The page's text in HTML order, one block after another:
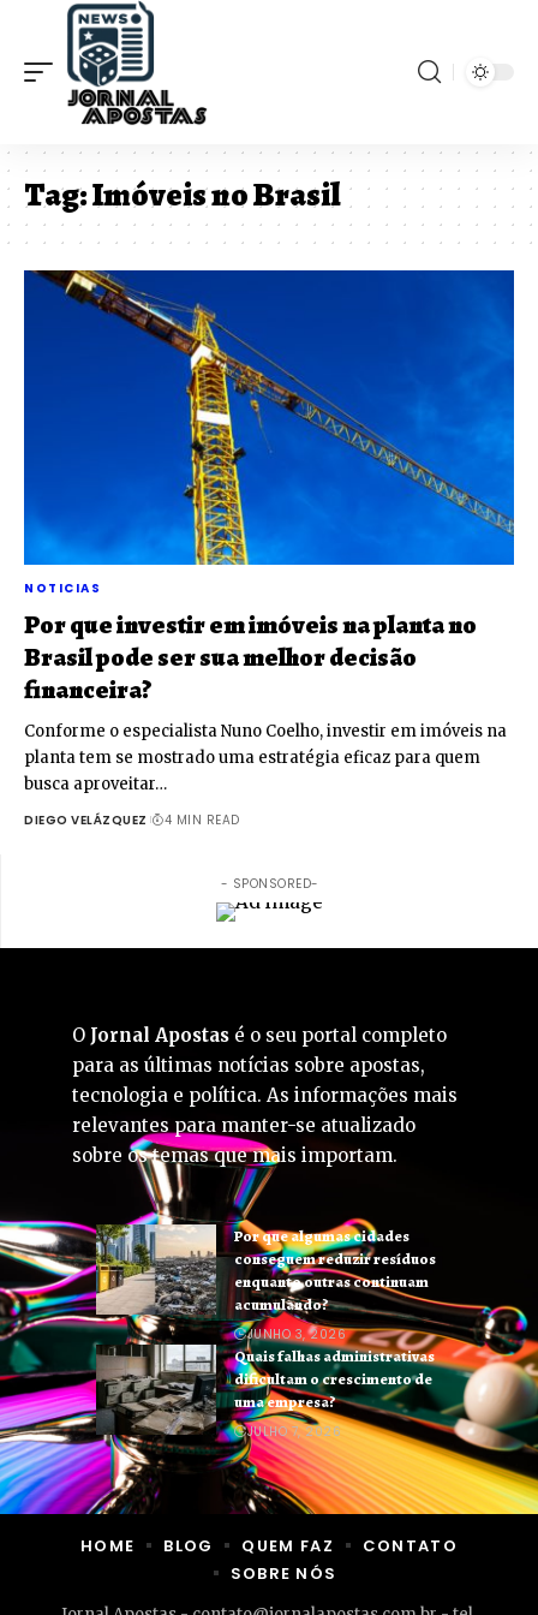
Tag:Imóveis no Brasil
NOTICIAS
Por que investir em imóveis na planta no
Brasil pode ser sua melhor decisão
financeira?
Conforme o especialista Nuno Coelho, investir em imóveis na
planta tem se mostrado uma estratégia eficaz para quem
busca aproveitar…
DIEGO VELÁZQUEZ 4 MIN READ
- SPONSORED-
O Jornal Apostas é o seu portal completo
para as últimas notícias sobre apostas,
tecnologia e política. As informações mais
relevantes para manter-se atualizado
sobre os temas que mais importam.
Por que algumas cidades
conseguem reduzir resíduos
enquanto outras continuam
acumulando?
JUNHO 3, 2026
Quais falhas administrativas
dificultam o crescimento de
uma empresa?
JULHO 7, 2026
HOME BLOG QUEM FAZ
CONTATO
SOBRE NÓS